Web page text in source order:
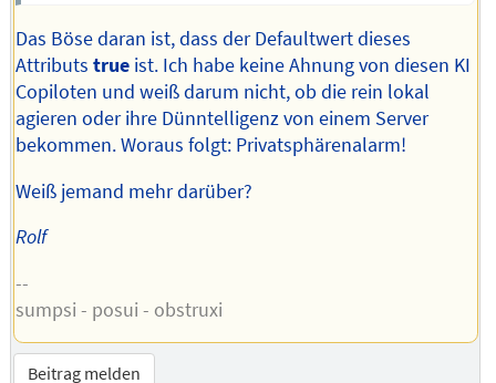
Das Böse daran ist, dass der Defaultwert dieses
Attributstrue ist. Ich habe keine Ahnung von diesen KI
Copiloten und weiß darum nicht, ob die rein lokal
agieren oder ihre Dünntelligenz von einem Server
bekommen. Woraus folgt: Privatsphärenalarm!
Weiß jemand mehr darüber?
Rolf
--
sumpsi - posui - obstruxi
Beitrag melden